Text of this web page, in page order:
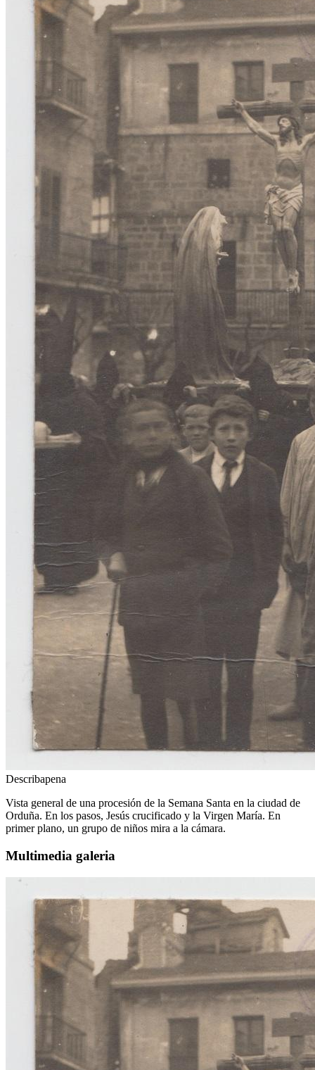
Describapena
Vista general de una procesión de la Semana Santa en la ciudad de
Orduña. En los pasos, Jesús crucificado y la Virgen María. En
primer plano, un grupo de niños mira a la cámara.
Multimedia galeria